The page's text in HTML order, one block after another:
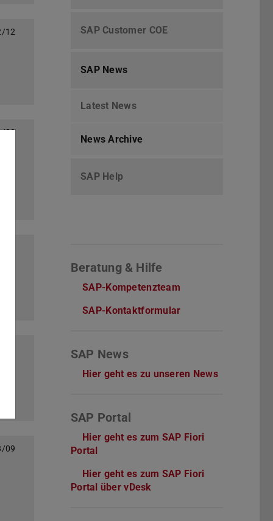
12
22
09
SAP Customer COE
SAP News
Latest News
News Archive
SAP Help
Beratung & Hilfe
SAP-Kompetenzteam
SAP-Kontaktformular
SAP News
Hier geht es zu unseren News
SAP Portal
Hier geht es zum SAP Fiori
Portal
Hier geht es zum SAP Fiori
Portal über vDesk